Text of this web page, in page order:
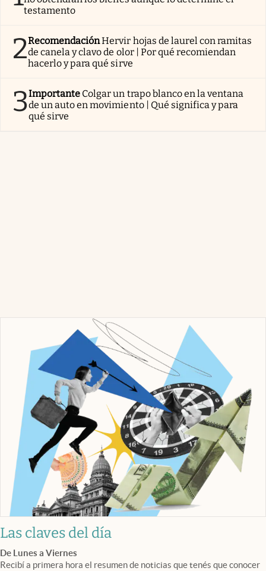
testamento
2RecomendaciónHervir hojas de laurel con ramitas
de canela y clavo de olor | Por qué recomiendan
hacerlo y para qué sirve
3Importante Colgar un trapo blanco en la ventana
de un auto en movimiento | Qué significa y para
qué sirve
Las claves del día
De Lunes a Viernes
Recibí a primera hora el resumen de noticias que tenés que conocer